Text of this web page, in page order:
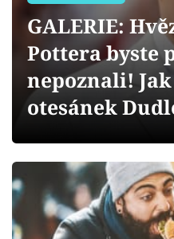
Videa
Sledujte prima+
Sledujte nás
GALERIE:
Pottera byste
nepoznali!
otesánek